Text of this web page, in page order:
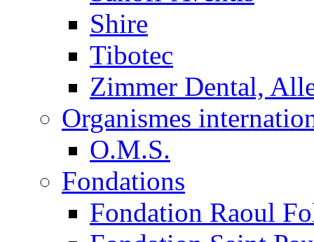
Shire
Tibotec
Zimmer Dental,
Organismes
O.M.S.
Fondations
Fondation Raoul